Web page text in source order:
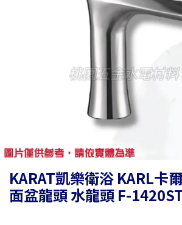
KARAT凱樂衛浴 KARL卡
面盆龍頭 水龍頭 F-